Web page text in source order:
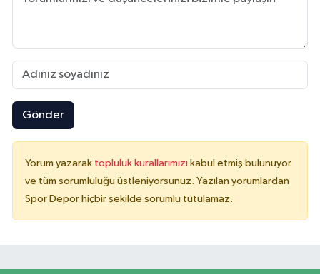
Gönder
Yorum yazarak topluluk kurallarımızı kabul etmiş bulunuyor
ve tüm sorumluluğu üstleniyorsunuz. Yazılan yorumlardan
Spor Depor hiçbir şekilde sorumlu tutulamaz.